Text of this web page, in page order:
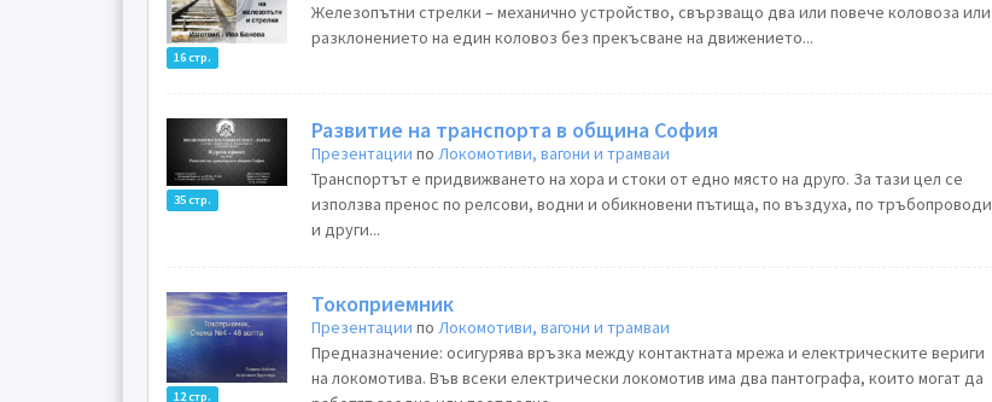
16 стр.
Железопътни стрелки – механично устройство, свързващо два или повече коловоза или
разклонението на един коловоз без прекъсване на движението...
35 стр.
Развитие на транспорта в община София
Презентации поЛокомотиви, вагони и трамваи
Транспортът е придвижването на хора и стоки от едно място на друго. За тази цел се
използва пренос по релсови, водни и обикновени пътища, по въздуха, по тръбопроводи
и други...
12 стр.
Токоприемник
Презентации поЛокомотиви, вагони и трамваи
Предназначение: осигурява връзка между контактната мрежа и електрическите вериги
на локомотива. Във всеки електрически локомотив има два пантографа, които могат да